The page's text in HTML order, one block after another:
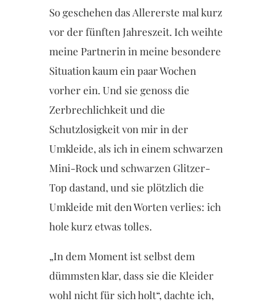
So geschehen das Allererste mal kurz
vor der fünften Jahreszeit. Ich weihte
meine Partnerin in meine besondere
Situation kaum ein paar Wochen
vorher ein. Und sie genoss die
Zerbrechlichkeit und die
Schutzlosigkeit von mir in der
Umkleide, als ich in einem schwarzen
Mini-Rock und schwarzen Glitzer-
Top dastand, und sie plötzlich die
Umkleide mit den Worten verlies: ich
hole kurz etwas tolles.
„In dem Moment ist selbst dem
dümmsten klar, dass sie die Kleider
wohl nicht für sich holt“, dachte ich,